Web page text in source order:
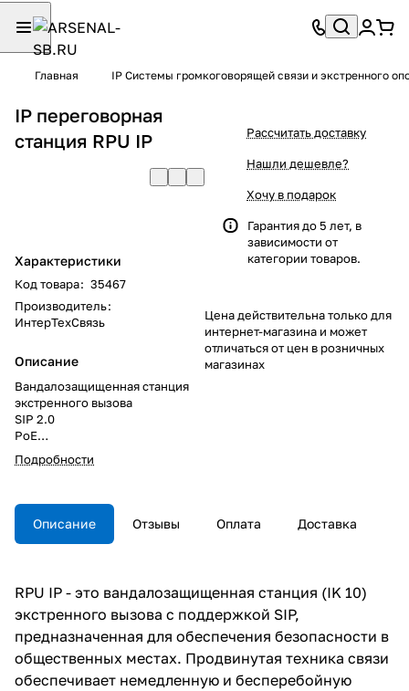
Главная IP Системы громкоговорящей связи и экстренного
IP переговорная
станция RPU IP
Характеристики
Код товара: 35467
Производитель:
ИнтерТехСвязь
Описание
Вандалозащищенная станция
экстренного вызова
SIP 2.0
PoE
IP65
HD звук
Подробности
Рассчитать доставку
Нашли дешевле?
Хочу в подарок
Гарантия до 5 лет, в
зависимости от
категории товаров.
Цена действительна только для
интернет-магазина и может
отличаться от цен в розничных
магазинах
Описание Отзывы Оплата Доставка
RPU IP - это вандалозащищенная станция (IK 10)
экстренного вызова с поддержкой SIP,
предназначенная для обеспечения безопасности в
общественных местах. Продвинутая техника связи
обеспечивает немедленную и бесперебойную